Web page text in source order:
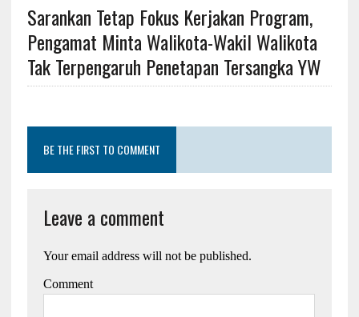
Sarankan Tetap Fokus Kerjakan Program,
Pengamat Minta Walikota-Wakil Walikota
Tak Terpengaruh Penetapan Tersangka YW
BE THE FIRST TO COMMENT
Leave a comment
Your email address will not be published.
Comment